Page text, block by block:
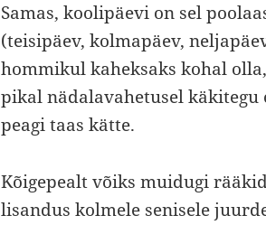
Samas, koolipäevi on sel
(teisipäev, kolmapäev,
hommikul kaheksaks kohal
pikal nädalavahetusel
peagi taas kätte.
Kõigepealt võiks muidugi
lisandus kolmele senisele